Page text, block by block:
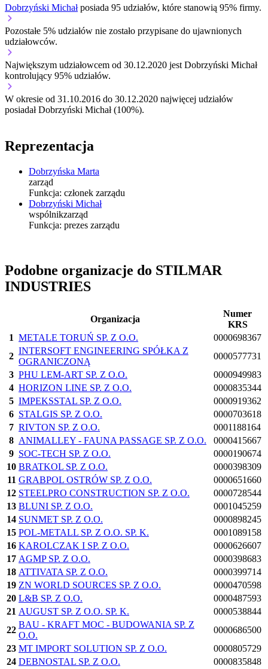
Dobrzyński Michał posiada 95 udziałów, które stanowią 95% firmy.
Pozostałe 5% udziałów nie zostało przypisane do ujawnionych
udziałowców.
Największym udziałowcem od 30.12.2020 jest Dobrzyński Michał
kontrolujący 95% udziałów.
W okresie od 31.10.2016 do 30.12.2020 najwięcej udziałów
posiadał Dobrzyński Michał (100%).
Reprezentacja
Dobrzyńska Marta
zarząd
Funkcja: członek zarządu
Dobrzyński Michał
wspólnikzarząd
Funkcja: prezes zarządu
Podobne organizacje do STILMAR
INDUSTRIES
Organizacja
Numer
KRS
1 METALE TORUŃ SP. Z O.O.
0000698367
2
INTERSOFT ENGINEERING SPÓŁKA Z
OGRANICZONĄ
0000577731
3 PHU LEM-ART SP. Z O.O.
0000949983
4 HORIZON LINE SP. Z O.O.
0000835344
5 IMPEKSSTAL SP. Z O.O.
0000919362
6 STALGIS SP. Z O.O.
0000703618
7 RIVTON SP. Z O.O.
0001188164
8 ANIMALLEY - FAUNA PASSAGE SP. Z O.O.
0000415667
9 SOC-TECH SP. Z O.O.
0000190674
10 BRATKOL SP. Z O.O.
0000398309
11 GRABPOL OSTRÓW SP. Z O.O.
0000651660
12 STEELPRO CONSTRUCTION SP. Z O.O.
0000728544
13 BLUNI SP. Z O.O.
0001045259
14 SUNMET SP. Z O.O.
0000898245
15 POL-METALL SP. Z O.O. SP. K.
0001089158
16 KAROLCZAK I SP. Z O.O.
0000626607
17 AGMP SP. Z O.O.
0000398683
18 ATTIVATA SP. Z O.O.
0000399714
19 ZN WORLD SOURCES SP. Z O.O.
0000470598
20 L&B SP. Z O.O.
0000487593
21 AUGUST SP. Z O.O. SP. K.
0000538844
22
BAU - KRAFT MOC - BUDOWANIA SP. Z
O.O.
0000686500
23 MT IMPORT SOLUTION SP. Z O.O.
0000805729
24 DEBNOSTAL SP. Z O.O. 0000835848